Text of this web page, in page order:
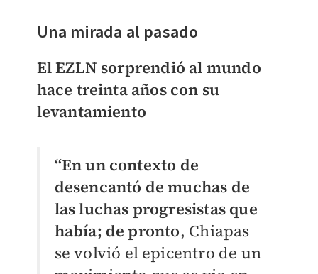
Una mirada al pasado
El EZLN sorprendió al mundo
hace treinta años con su
levantamiento
“En un contexto de
desencantó de muchas de
las luchas progresistas que
había; de pronto, Chiapas
se volvió el epicentro de un